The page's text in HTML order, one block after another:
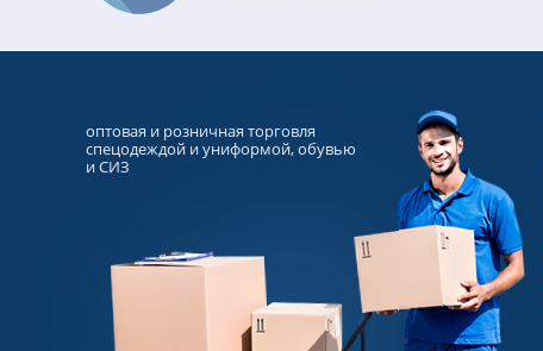
оптовая и розничная торговля
спецодеждой и униформой, обувью
и СИЗ